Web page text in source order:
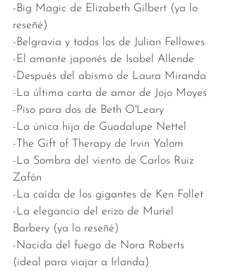
-Big Magic de Elizabeth Gilbert (ya lo
reseñé)
-Belgravia y todos los de Julian Fellowes
-El amante japonés de Isabel Allende
-Después del abismo de Laura Miranda
-La última carta de amor de Jojo Moyes
-Piso para dos de Beth O'Leary
-La única hija de Guadalupe Nettel
-The Gift of Therapy de Irvin Yalom
-La Sombra del viento de Carlos Ruiz
Zafón
-La caída de los gigantes de Ken Follet
-La elegancia del erizo de Muriel
Barbery (ya lo reseñé)
-Nacida del fuego de Nora Roberts
(ideal para viajar a Irlanda)